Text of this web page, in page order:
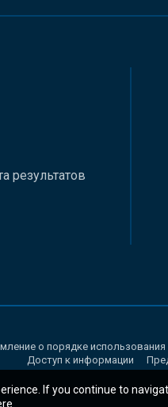
результатов
о порядке
Доступ к информации
If you continue to